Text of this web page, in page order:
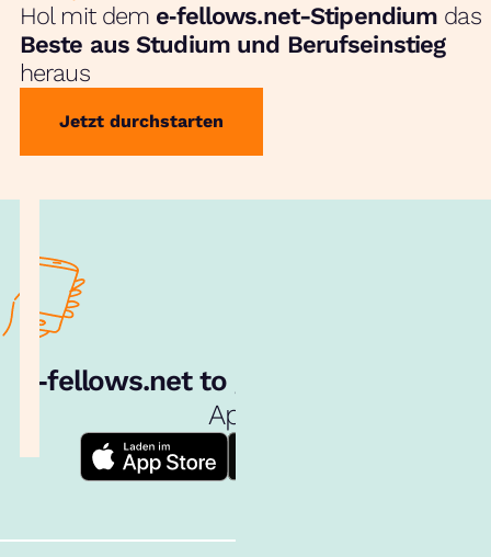
Hol mit dem e‑fellows.net-Stipendium das
Beste aus Studium und Berufseinstieg
heraus
Jetzt durchstarten
e‑fellows.net to go:
App!